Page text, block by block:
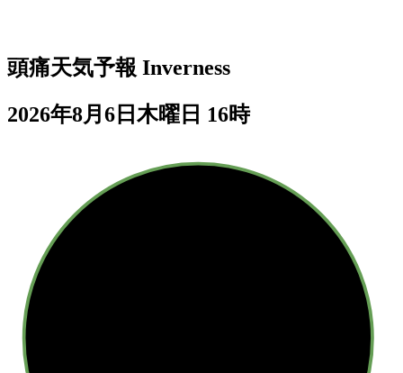
頭痛天気予報 Inverness
2026年8月6日木曜日 16時